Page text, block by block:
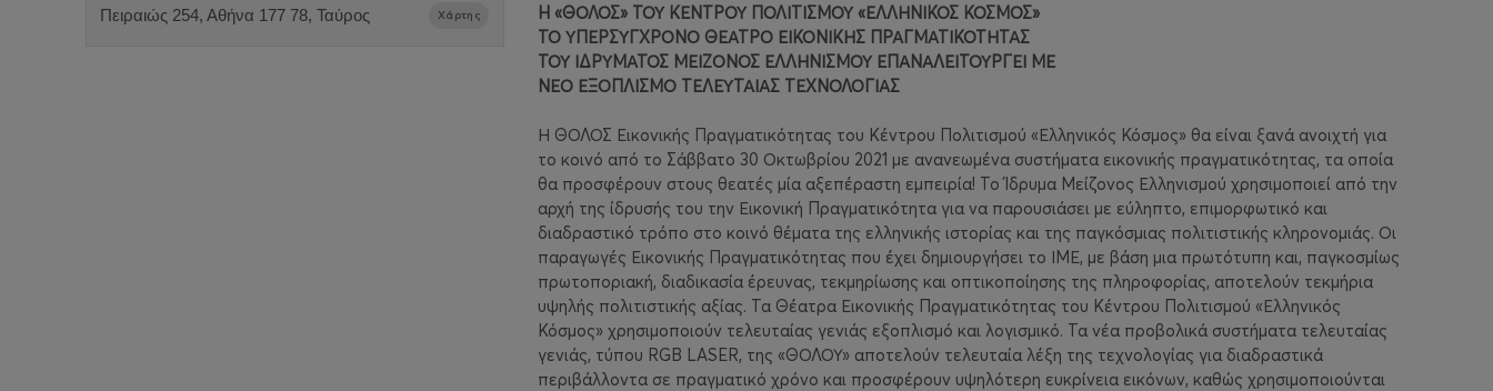
Πειραιώς 254, Αθήνα 177 78, Ταύρος Χάρτης
H «ΘΟΛΟΣ» ΤΟΥ ΚΕΝΤΡΟΥ ΠΟΛΙΤΙΣΜΟΥ «ΕΛΛΗΝΙΚΟΣ ΚΟΣΜΟΣ»
ΤΟ ΥΠΕΡΣΥΓΧΡΟΝΟ ΘΕΑΤΡΟ ΕΙΚΟΝΙΚΗΣ ΠΡΑΓΜΑΤΙΚΟΤΗΤΑΣ
ΤΟΥ ΙΔΡΥΜΑΤΟΣ ΜΕΙΖΟΝΟΣ ΕΛΛΗΝΙΣΜΟΥ ΕΠΑΝΑΛΕΙΤΟΥΡΓΕΙ ΜΕ
ΝΕΟ ΕΞΟΠΛΙΣΜΟ ΤΕΛΕΥΤΑΙΑΣ ΤΕΧΝΟΛΟΓΙΑΣ
Η ΘΟΛΟΣ Εικονικής Πραγματικότητας του Κέντρου Πολιτισμού «Ελληνικός Κόσμος» θα είναι ξανά ανοιχτή για
το κοινό από το Σάββατο 30 Οκτωβρίου 2021 με ανανεωμένα συστήματα εικονικής πραγματικότητας, τα οποία
θα προσφέρουν στους θεατές μία αξεπέραστη εμπειρία! Το Ίδρυμα Μείζονος Ελληνισμού χρησιμοποιεί από την
αρχή της ίδρυσής του την Εικονική Πραγματικότητα για να παρουσιάσει με εύληπτο, επιμορφωτικό και
διαδραστικό τρόπο στο κοινό θέματα της ελληνικής ιστορίας και της παγκόσμιας πολιτιστικής κληρονομιάς. Οι
παραγωγές Εικονικής Πραγματικότητας που έχει δημιουργήσει το ΙΜΕ, με βάση μια πρωτότυπη και, παγκοσμίως
πρωτοποριακή, διαδικασία έρευνας, τεκμηρίωσης και οπτικοποίησης της πληροφορίας, αποτελούν τεκμήρια
υψηλής πολιτιστικής αξίας. Τα Θέατρα Εικονικής Πραγματικότητας του Κέντρου Πολιτισμού «Ελληνικός
Κόσμος» χρησιμοποιούν τελευταίας γενιάς εξοπλισμό και λογισμικό. Τα νέα προβολικά συστήματα τελευταίας
γενιάς, τύπου RGB LASER, της «ΘΟΛΟΥ» αποτελούν τελευταία λέξη της τεχνολογίας για διαδραστικά
περιβάλλοντα σε πραγματικό χρόνο και προσφέρουν υψηλότερη ευκρίνεια εικόνων, καθώς χρησιμοποιούνται